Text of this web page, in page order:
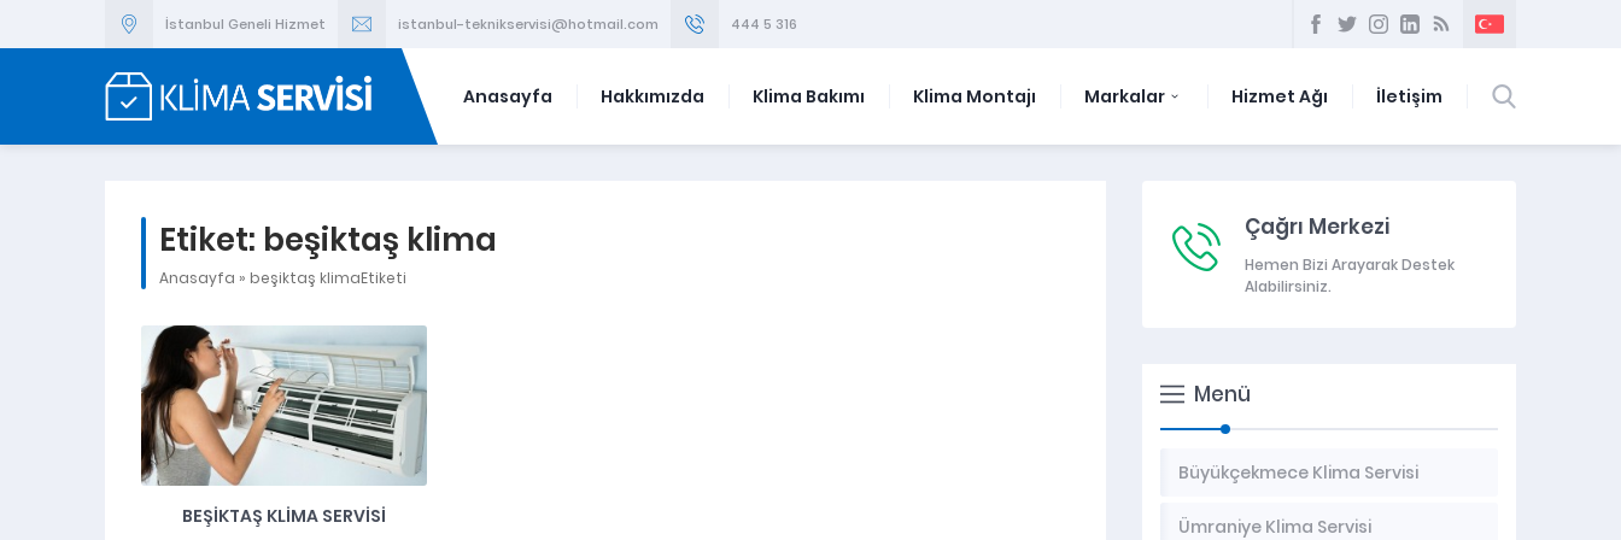
İstanbul Geneli Hizmet istanbul-teknikservisi@hotmail.com 444 5 316
Anasayfa Hakkımızda Klima Bakımı Klima Montajı Markalar Hizmet Ağı İletişim
Etiket: beşiktaş klima
Anasayfa » beşiktaş klimaEtiketi
BEŞIKTAŞ KLIMA SERVISI
Çağrı Merkezi
Hemen Bizi Arayarak Destek
Alabilirsiniz.
Menü
Büyükçekmece Klima Servisi
Ümraniye Klima Servisi